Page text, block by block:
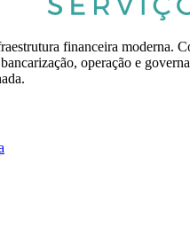
financeira moderna.
operação e